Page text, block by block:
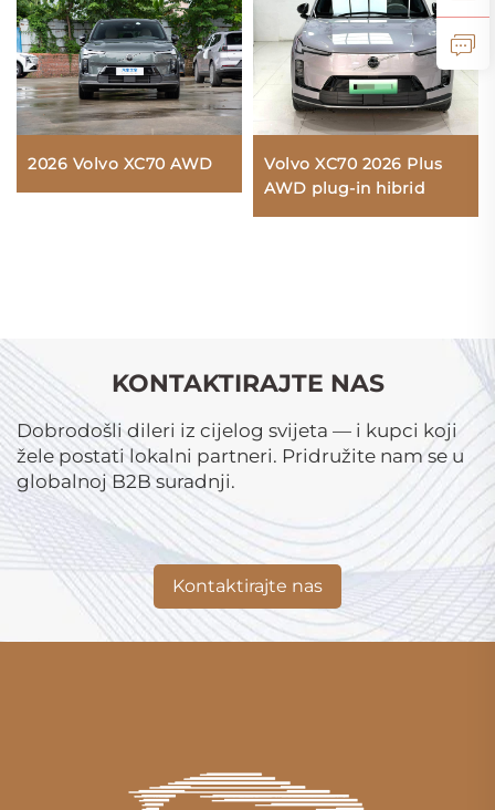
2026 Volvo XC70 AWD
Volvo XC70 2026 Plus
AWD plug-in hibrid
KONTAKTIRAJTE NAS
Dobrodošli dileri iz cijelog svijeta — i kupci koji
žele postati lokalni partneri. Pridružite nam se u
globalnoj B2B suradnji.
Kontaktirajte nas